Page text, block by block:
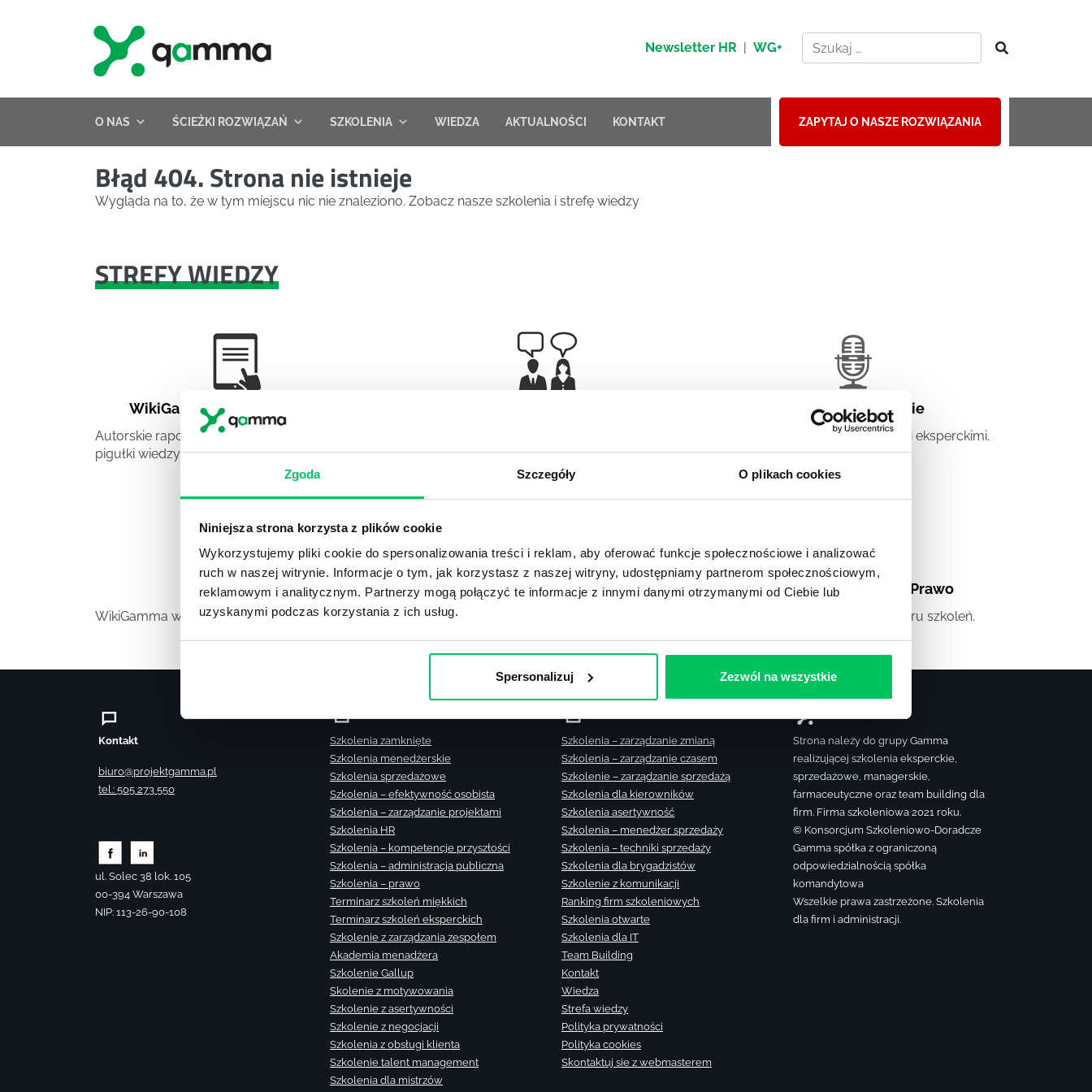
Zgoda Szczegóły O plikach cookies
Niniejsza strona korzysta z plików cookie
Wykorzystujemy pliki cookie do spersonalizowania treści i reklam, aby oferować funkcje społecznościowe i analizować
ruch w naszej witrynie. Informacje o tym, jak korzystasz z naszej witryny, udostępniamy partnerom społecznościowym,
reklamowym i analitycznym. Partnerzy mogą połączyć te informacje z innymi danymi otrzymanymi od Ciebie lub
uzyskanymi podczas korzystania z ich usług.
Spersonalizuj Zezwól na wszystkie
Newsletter HR | WG+
O NAS ŚCIEŻKI ROZWIĄZAŃ SZKOLENIA WIEDZA AKTUALNOŚCI KONTAKT ZAPYTAJ O NASZE ROZWIĄZANIA
Błąd 404. Strona nie istnieje
Wygląda na to, że w tym miejscu nic nie znaleziono. Zobacz nasze szkolenia i strefę wiedzy
STREFY WIEDZY
WikiGamma ,Delegowanie
Autorskie raporty, wartościowy know-how,
pigułki wiedzy.
obszaru HR.
Artykuły eksperckie
Artykuły związane ze szkoleniami eksperckimi.
Video
WikiGamma w formacie video.
Recenzje ,Stanowiska pracy
Recenzje książek, lista najpopularniejszych
Artykuły, Artykuły cd. Prawo
Standardowe informacje z obszaru szkoleń.
Kontakt
biuro@projektgamma.pl
tel.: 505 273 550
ul. Solec 38 lok. 105
00-394 Warszawa
NIP: 113-26-90-108
Szkolenia zamknięte
Szkolenia menedżerskie
Szkolenia sprzedażowe
Szkolenia – efektywność osobista
Szkolenia – zarządzanie projektami
Szkolenia HR
Szkolenia – kompetencje przyszłości
Szkolenia – administracja publiczna
Szkolenia – prawo
Terminarz szkoleń miękkich
Terminarz szkoleń eksperckich
Szkolenie z zarządzania zespołem
Akademia menadżera
Szkolenie Gallup
Skolenie z motywowania
Szkolenie z asertywności
Szkolenie z negocjacji
Szkolenia z obsługi klienta
Szkolenie talent management
Szkolenia dla mistrzów
Szkolenia – zarządzanie zmianą
Szkolenia – zarządzanie czasem
Szkolenie – zarządzanie sprzedażą
Szkolenia dla kierowników
Szkolenia asertywność
Szkolenia – menedżer sprzedaży
Szkolenia – techniki sprzedaży
Szkolenia dla brygadzistów
Szkolenie z komunikacji
Ranking firm szkoleniowych
Szkolenia otwarte
Szkolenia dla IT
Team Building
Kontakt
Wiedza
Strefa wiedzy
Polityka prywatności
Polityka cookies
Skontaktuj sie z webmasterem
Strona należy do grupy Gamma
realizującej szkolenia eksperckie,
sprzedażowe, managerskie,
farmaceutyczne oraz team building dla
firm. Firma szkoleniowa 2021 roku.
© Konsorcjum Szkoleniowo-Doradcze
Gamma spółka z ograniczoną
odpowiedzialnością spółka
komandytowa
Wszelkie prawa zastrzeżone. Szkolenia
dla firm i administracji.